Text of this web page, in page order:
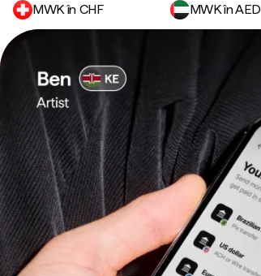
MWK în CHF MWK în AED